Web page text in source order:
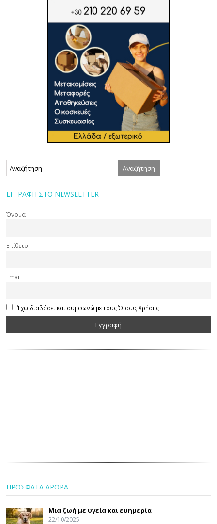
ΕΓΓΡΑΦΗ ΣΤΟ NEWSLETTER
Όνομα
Επίθετο
Email
Έχω διαβάσει και συμφωνώ με τους Όρους Χρήσης
ΠΡΟΣΦΑΤΑ ΑΡΘΡΑ
Μια ζωή με υγεία και ευημερία
22/10/2025